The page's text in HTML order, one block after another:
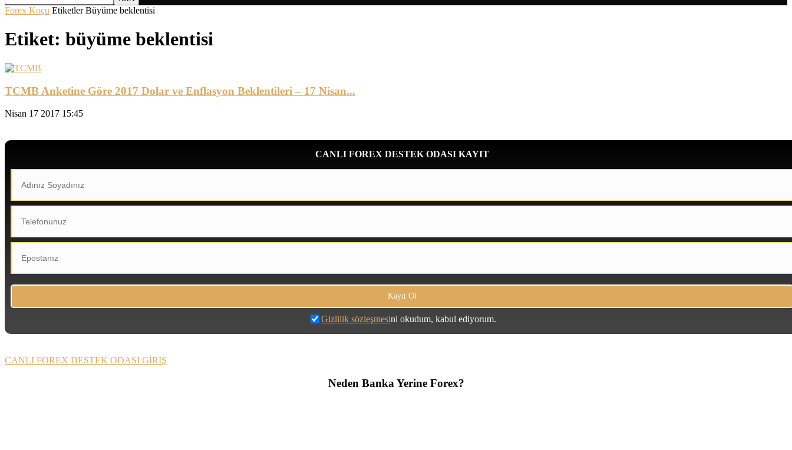
Forex Koçu Etiketler Büyüme beklentisi
Etiket: büyüme beklentisi
TCMB Anketine Göre 2017 Dolar ve Enflasyon Beklentileri – 17 Nisan...
Nisan 17 2017 15:45
CANLI FOREX DESTEK ODASI KAYIT
Gizlilik sözleşmesini okudum, kabul ediyorum.
CANLI FOREX DESTEK ODASI GİRİŞ
Neden Banka Yerine Forex?